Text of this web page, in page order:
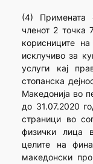
(4) Примената
членот 2 точка
корисниците
исклучиво за
услуги кај
стопанска
Македонија во
до 31.07.2020
страници во
физички лица
целите на
македонски